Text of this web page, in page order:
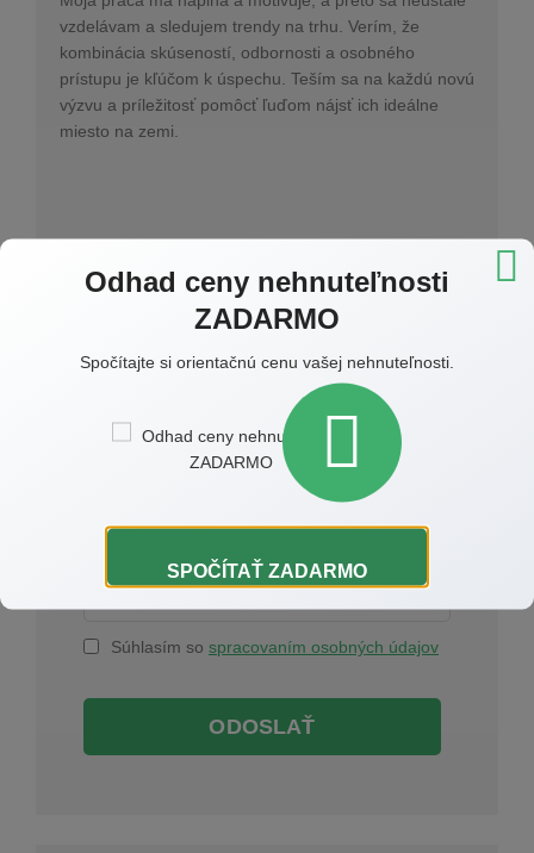
vzdelávam a sledujem trendy na trhu. Verím, že
kombinácia skúseností, odbornosti a osobného
prístupu je kľúčom k úspechu. Teším sa na každú novú
výzvu a príležitosť pomôcť ľuďom nájsť ich ideálne
miesto na zemi.
Prihláste sa k odberu článkov
Raz do mesiaca tipy a rady e-mailom zadarmo
Súhlasím so spracovaním osobných údajov
ODOSLAŤ
Odhad ceny nehnuteľnosti
ZADARMO
Spočítajte si orientačnú cenu vašej nehnuteľnosti.
SPOČÍTAŤ ZADARMO